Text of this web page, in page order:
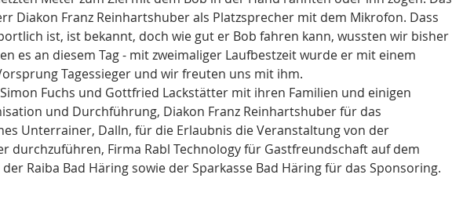
Diakon Franz Reinhartshuber als Platzsprecher mit dem Mikrofon. Dass
ist, ist bekannt, doch wie gut er Bob fahren kann, wussten wir bisher
es an diesem Tag - mit zweimaliger Laufbestzeit wurde er mit einem
Tagessieger und wir freuten uns mit ihm.
Fuchs und Gottfried Lackstätter mit ihren Familien und einigen
und Durchführung, Diakon Franz Reinhartshuber für das
Unterrainer, Dalln, für die Erlaubnis die Veranstaltung von der
durchzuführen, Firma Rabl Technology für Gastfreundschaft auf dem
Raiba Bad Häring sowie der Sparkasse Bad Häring für das Sponsoring.